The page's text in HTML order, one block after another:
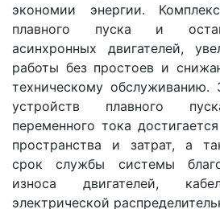
экономии энергии.
плавного пуска и
асинхронных двигателей,
работы без простоев и
техническому обслуживанию.
устройств плавного
переменного тока
пространства и затрат, а
срок службы системы
износа двигателей,
электрической